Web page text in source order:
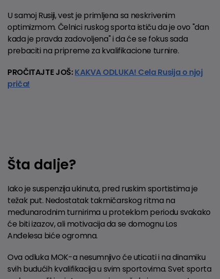
U samoj Rusiji, vest je primljena sa neskrivenim
optimizmom. Čelnici ruskog sporta ističu da je ovo "dan
kada je pravda zadovoljena" i da će se fokus sada
prebaciti na pripreme za kvalifikacione turnire.
PROČITAJTE JOŠ:KAKVA ODLUKA! Cela Rusija o njoj
priča!
Šta dalje?
Iako je suspenzija ukinuta, pred ruskim sportistima je
težak put. Nedostatak takmičarskog ritma na
međunarodnim turnirima u proteklom periodu svakako
će biti izazov, ali motivacija da se domognu Los
Anđelesa biće ogromna.
Ova odluka MOK-a nesumnjivo će uticati i na dinamiku
svih budućih kvalifikacija u svim sportovima. Svet sporta